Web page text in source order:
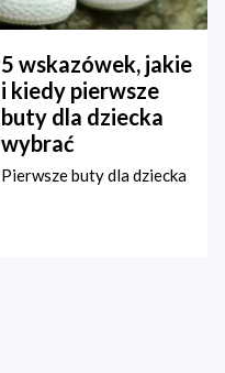
5 wskazówek, jakie
i kiedy pierwsze
buty dla dziecka
wybrać
Pierwsze buty dla dziecka